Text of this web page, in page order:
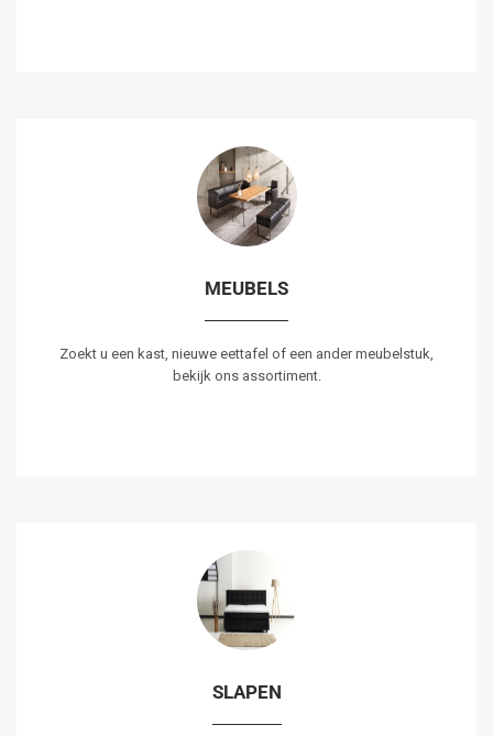
MEUBELS
Zoekt u een kast, nieuwe eettafel of een ander meubelstuk,
bekijk ons assortiment.
SLAPEN